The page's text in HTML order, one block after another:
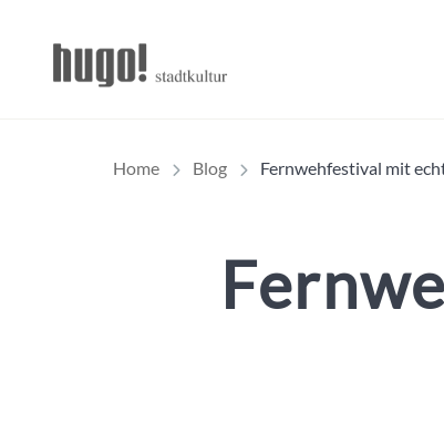
Home Blog Fernwehfestival mit